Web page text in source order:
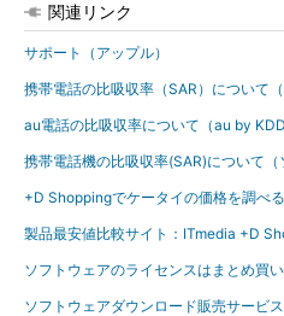
関連リンク
サポート（アップル）
携帯電話の比吸収率（SAR）について（
au電話の比吸収率について（au by
携帯電話機の比吸収率(SAR)について（
+D Shoppingでケータイの価格を調べる
製品最安値比較サイト：ITmedia +D
ソフトウェアのライセンスはまとめ買
ソフトウェアダウンロード販売サービ